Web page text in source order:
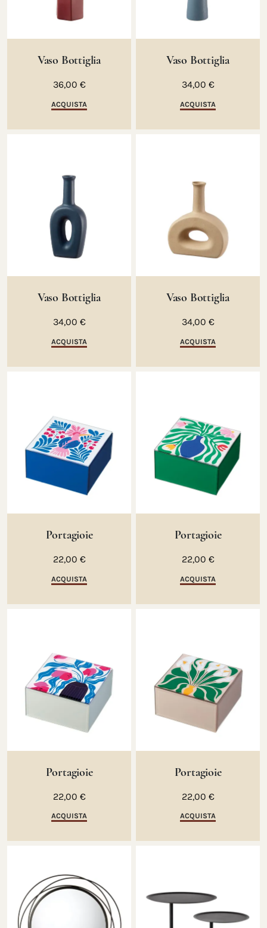
Vaso Bottiglia
36,00 €
ACQUISTA
Vaso Bottiglia
34,00 €
ACQUISTA
Vaso Bottiglia
34,00 €
ACQUISTA
Vaso Bottiglia
34,00 €
ACQUISTA
Portagioie
22,00 €
ACQUISTA
Portagioie
22,00 €
ACQUISTA
Portagioie
22,00 €
ACQUISTA
Portagioie
22,00 €
ACQUISTA